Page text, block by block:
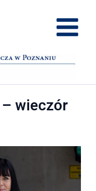
Menu
wieczór